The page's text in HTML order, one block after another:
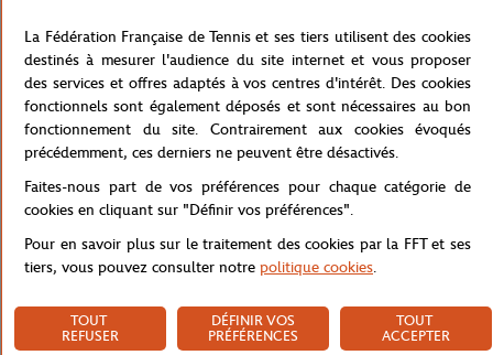
Les bandes terre battue et la bande blanche centrale sont conçues
avec une finition ton sur ton du logo Roland Garros, ce qui lui
donne un look élégant et authentique. Il en fera un allier parfait
pour absorber la transpiration et garder votre poignet au sec
pendant les matchs de tennis.
également facile à entretenir, lavable en machine et résistant à la
décoloration.
Référence :RPEU0423-TBA-TU
Caractéristiques
La Fédération Française de Tennis et ses tiers utilisent des cookies
destinés à mesurer l'audience du site internet et vous proposer
des services et offres adaptés à vos centres d'intérêt. Des cookies
fonctionnels sont également déposés et sont nécessaires au bon
fonctionnement du site. Contrairement aux cookies évoqués
précédemment, ces derniers ne peuvent être désactivés.
Faites-nous part de vos préférences pour chaque catégorie de
cookies en cliquant sur "Définir vos préférences".
Pour en savoir plus sur le traitement des cookies par la FFT et ses
tiers, vous pouvez consulter notre politique cookies.
TOUT
REFUSER
DÉFINIR VOS
PRÉFÉRENCES
TOUT
ACCEPTER